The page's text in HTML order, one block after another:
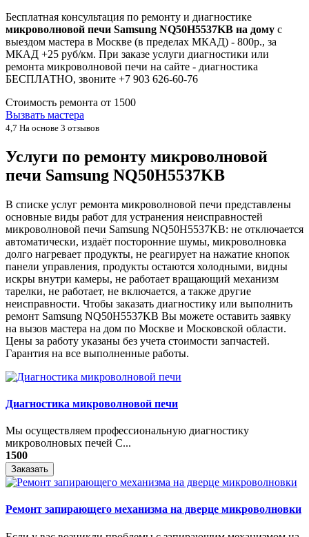
Бесплатная консультация по ремонту и диагностике
микроволновой печи Samsung NQ50H5537KB на дому с
выездом мастера в Москве (в пределах МКАД) - 800р., за
МКАД +25 руб/км. При заказе услуги диагностики или
ремонта микроволновой печи на сайте - диагностика
БЕСПЛАТНО, звоните +7 903 626-60-76
Стоимость ремонта от 1500
Вызвать мастера
4,7 На основе 3 отзывов
Услуги по ремонту микроволновой
печи Samsung NQ50H5537KB
В списке услуг ремонта микроволновой печи представлены
основные виды работ для устранения неисправностей
микроволновой печи Samsung NQ50H5537KB: не отключается
автоматически, издаёт посторонние шумы, микроволновка
долго нагревает продукты, не реагирует на нажатие кнопок
панели управления, продукты остаются холодными, видны
искры внутри камеры, не работает вращающий механизм
тарелки, не работает, не включается, а также другие
неисправности. Чтобы заказать диагностику или выполнить
ремонт Samsung NQ50H5537KB Вы можете оставить заявку
на вызов мастера на дом по Москве и Московской области.
Цены за работу указаны без учета стоимости запчастей.
Гарантия на все выполненные работы.
Диагностика микроволновой печи
Мы осуществляем профессиональную диагностику
микроволновых печей С...
1500
Заказать
Ремонт запирающего механизма на дверце микроволновки